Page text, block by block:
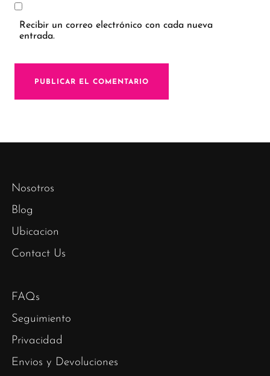
Recibir un correo electrónico con cada nueva
entrada.
Nosotros
Blog
Ubicacion
Contact Us
FAQs
Seguimiento
Privacidad
Envios y Devoluciones